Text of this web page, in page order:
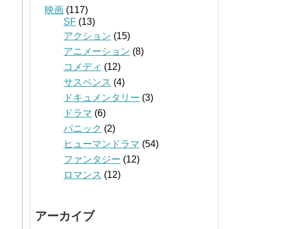
映画 (117)
SF (13)
アクション (15)
アニメーション (8)
コメディ (12)
サスペンス (4)
ドキュメンタリー (3)
ドラマ (6)
パニック (2)
ヒューマンドラマ (54)
ファンタジー (12)
ロマンス (12)
アーカイブ